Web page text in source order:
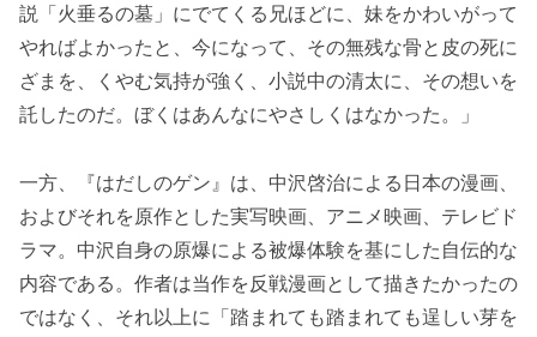
説「火垂るの墓」にでてくる兄ほどに、妹をかわいがって
やればよかったと、今になって、その無残な骨と皮の死に
ざまを、くやむ気持が強く、小説中の清太に、その想いを
託したのだ。ぼくはあんなにやさしくはなかった。」
一方、『はだしのゲン』は、中沢啓治による日本の漫画、
およびそれを原作とした実写映画、アニメ映画、テレビド
ラマ。中沢自身の原爆による被爆体験を基にした自伝的な
内容である。作者は当作を反戦漫画として描きたかったの
ではなく、それ以上に「踏まれても踏まれても逞しい芽を